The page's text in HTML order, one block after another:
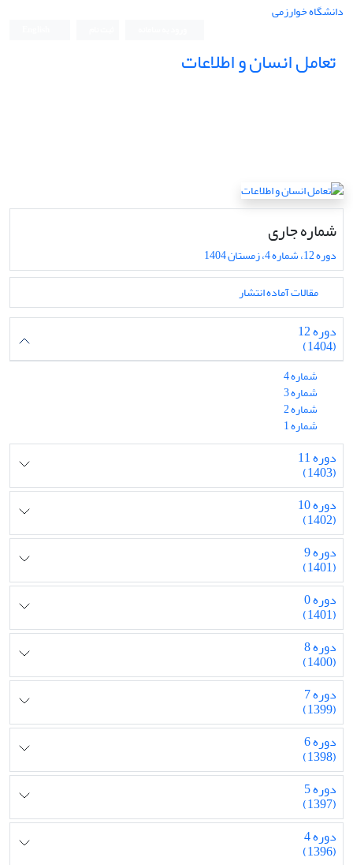
دانشگاه خوارزمی
تعامل انسان و اطلاعات
شماره جاری
دوره 12، شماره 4، زمستان 1404
مقالات آماده انتشار
دوره 12
(1404)
شماره 4
شماره 3
شماره 2
شماره 1
دوره 11
(1403)
دوره 10
(1402)
دوره 9
(1401)
دوره 0
(1401)
دوره 8
(1400)
دوره 7
(1399)
دوره 6
(1398)
دوره 5
(1397)
دوره 4
(1396)